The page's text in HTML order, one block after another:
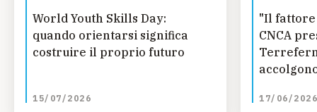
World Youth Skills Day:
quando orientarsi significa
costruire il proprio futuro
15/07/2026
"Il fattore
CNCA
17/06/2026